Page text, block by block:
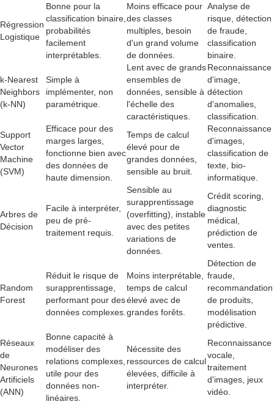
Régression
Logistique
Bonne pour la
classification binaire,
probabilités
facilement
interprétables.
Moins efficace pour
des classes
multiples, besoin
d'un grand volume
de données.
Analyse de
risque, détection
de fraude,
classification
binaire.
k-Nearest
Neighbors
(k-NN)
Simple à
implémenter, non
paramétrique.
Lent avec de grands
ensembles de
données, sensible à
l'échelle des
caractéristiques.
Reconnaissance
d'image,
détection
d'anomalies,
classification.
Support
Vector
Machine
(SVM)
Efficace pour des
marges larges,
fonctionne bien avec
des données de
haute dimension.
Temps de calcul
élevé pour de
grandes données,
sensible au bruit.
Reconnaissance
d'images,
classification de
texte, bio-
informatique.
Arbres de
Décision
Facile à interpréter,
peu de pré-
traitement requis.
Sensible au
surapprentissage
(overfitting), instable
avec des petites
variations de
données.
Crédit scoring,
diagnostic
médical,
prédiction de
ventes.
Random
Forest
Réduit le risque de
surapprentissage,
performant pour des
données complexes.
Moins interprétable,
temps de calcul
élevé avec de
grandes forêts.
Détection de
fraude,
recommandation
de produits,
modélisation
prédictive.
Réseaux
de
Neurones
Artificiels
(ANN)
Bonne capacité à
modéliser des
relations complexes,
utile pour des
données non-
linéaires.
Nécessite des
ressources de calcul
élevées, difficile à
interpréter.
Reconnaissance
vocale,
traitement
d'images, jeux
vidéo.